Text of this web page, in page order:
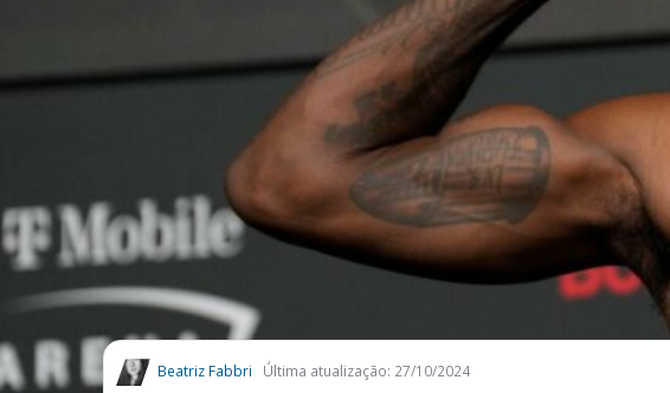
Beatriz Fabbri Última atualização: 27/10/2024